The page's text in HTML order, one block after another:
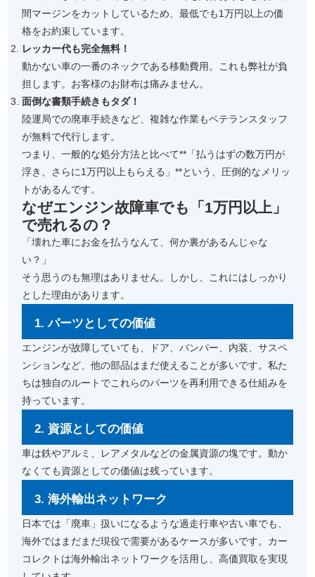
間マージンをカットしているため、最低でも1万円以上の価
格をお約束しています。
レッカー代も完全無料！
動かない車の一番のネックである移動費用。これも弊社が負
担します。お客様のお財布は痛みません。
面倒な書類手続きもタダ！
陸運局での廃車手続きなど、複雑な作業もベテランスタッフ
が無料で代行します。
つまり、一般的な処分方法と比べて**「払うはずの数万円が
浮き、さらに1万円以上もらえる」**という、圧倒的なメリッ
トがあるんです。
なぜエンジン故障車でも「1万円以上」
で売れるの？
「壊れた車にお金を払うなんて、何か裏があるんじゃな
い？」
そう思うのも無理はありません。しかし、これにはしっかり
とした理由があります。
1. パーツとしての価値
エンジンが故障していても、ドア、バンパー、内装、サスペ
ンションなど、他の部品はまだ使えることが多いです。私た
ちは独自のルートでこれらのパーツを再利用できる仕組みを
持っています。
2. 資源としての価値
車は鉄やアルミ、レアメタルなどの金属資源の塊です。動か
なくても資源としての価値は残っています。
3. 海外輸出ネットワーク
日本では「廃車」扱いになるような過走行車や古い車でも、
海外ではまだまだ現役で需要があるケースが多いです。カー
コレクトは海外輸出ネットワークを活用し、高価買取を実現